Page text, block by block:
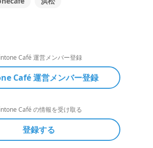
Café 運営メンバー登録
Café 運営メンバー登録
Café の情報を受け取る
登録する